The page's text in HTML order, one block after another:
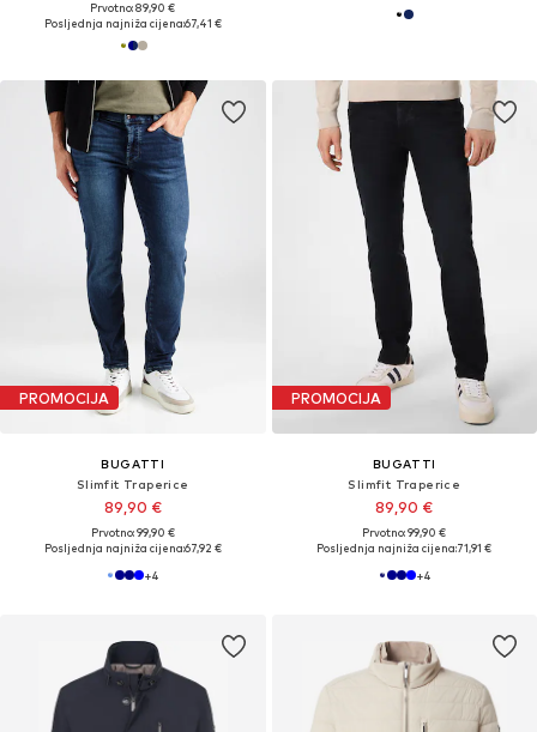
Prvotno: 89,90 €
Posljednja najniža cijena:67,41 €
PROMOCIJA
BUGATTI
Slimfit Traperice
89,90 €
Prvotno: 99,90 €
Posljednja najniža cijena:67,92 €
+4
PROMOCIJA
BUGATTI
Slimfit Traperice
89,90 €
Prvotno: 99,90 €
Posljednja najniža cijena:71,91 €
+4